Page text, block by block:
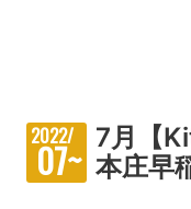
2022/
07~ 7月【
本庄早